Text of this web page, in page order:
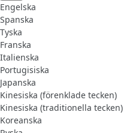
Engelska
Spanska
Tyska
Franska
Italienska
Portugisiska
Japanska
Kinesiska (förenklade tecken)
Kinesiska (traditionella tecken)
Koreanska